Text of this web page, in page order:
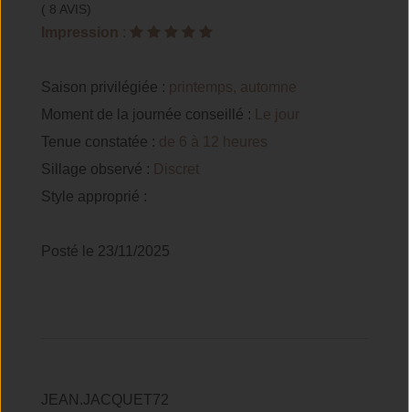
( 8 AVIS)
Impression :
Saison privilégiée : printemps, automne
Moment de la journée conseillé :
Le jour
Tenue constatée : de 6 à 12 heures
Sillage observé : Discret
Style approprié :
Posté le 23/11/2025
JEAN.JACQUET72